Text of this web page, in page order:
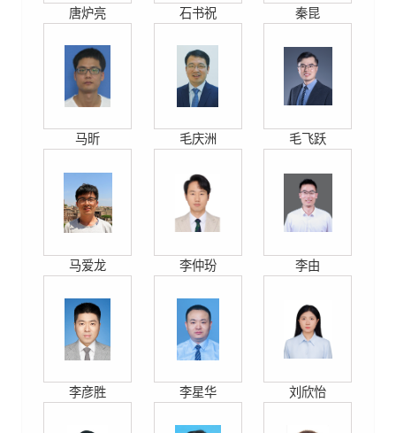
唐炉亮 石书祝 秦昆
马昕 毛庆洲 毛飞跃
马爱龙 李仲玢 李由
李彦胜 李星华 刘欣怡